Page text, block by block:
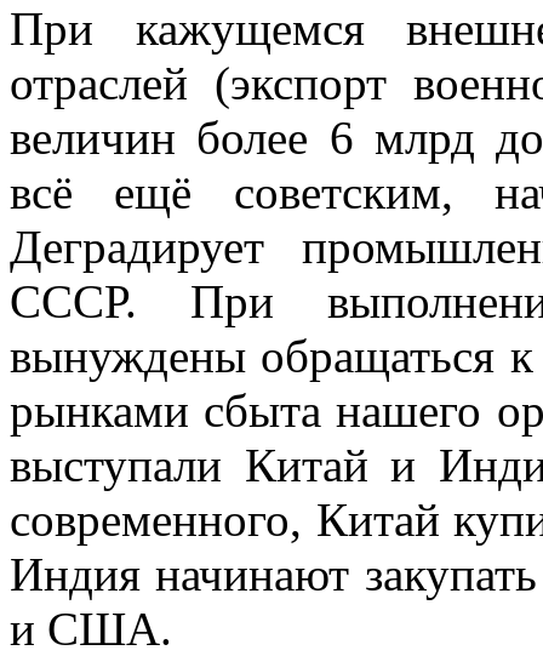
При кажущемся
отраслей (экспорт
величин более 6 млрд
всё ещё советским,
Деградирует
СССР. При
вынуждены обращаться
рынками сбыта нашего
выступали Китай и
современного, Китай
Индия начинают
и США.